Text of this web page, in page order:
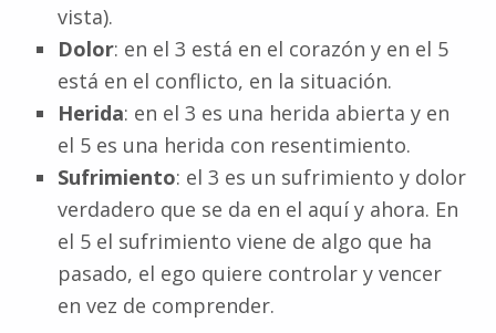
vista).
Dolor: en el 3 está en el corazón y en el 5
está en el conflicto, en la situación.
Herida: en el 3 es una herida abierta y en
el 5 es una herida con resentimiento.
Sufrimiento: el 3 es un sufrimiento y dolor
verdadero que se da en el aquí y ahora. En
el 5 el sufrimiento viene de algo que ha
pasado, el ego quiere controlar y vencer
en vez de comprender.